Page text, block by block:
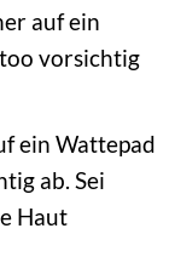
auf ein
vorsichtig
ein Wattepad
ab. Sei
Haut